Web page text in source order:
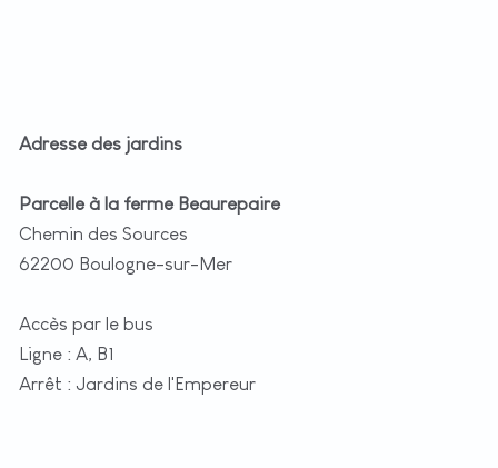
Adresse des jardins
Parcelle à la ferme Beaurepaire
Chemin des Sources
62200 Boulogne-sur-Mer
Accès par le bus
Ligne : A, B1
Arrêt : Jardins de l'Empereur